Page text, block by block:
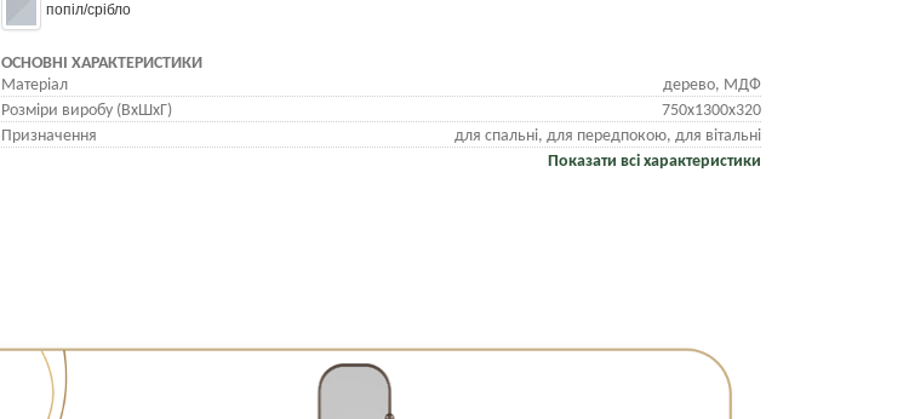
попіл/срібло
ОСНОВНІ ХАРАКТЕРИСТИКИ
Матеріал
дерево, МДФ
Розміри виробу (ВхШхГ)
750х1300х320
Призначення
для спальні, для передпокою, для вітальні
Показати всі характеристики